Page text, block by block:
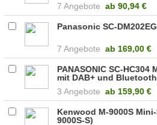
7 Angebote ab 90,94 €
Panasonic SC-
7 Angebote ab 169,00 €
PANASONIC SC-HC304
mit DAB+ und
3 Angebote ab 159,90 €
Kenwood M-9000S
9000S-S)